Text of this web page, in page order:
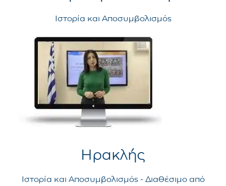
Ιστορία και Αποσυμβολισμός
Ηρακλής
Ιστορία και Αποσυμβολισμός - Διαθέσιμο από